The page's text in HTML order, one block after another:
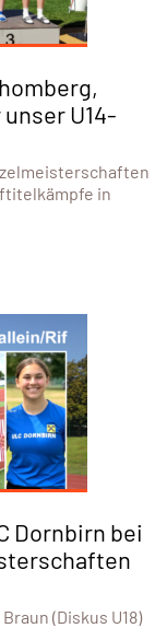
U14-
in
Dornbirn bei
(Diskus U18)